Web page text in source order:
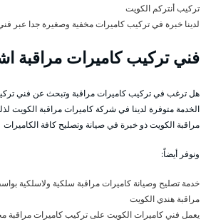
تركيب أنتركم الكويت
لدينا خبرة في تركيب كاميرات مخفية وصغيرة جدا عبر
فني تركيب كاميرات مراقبة
هل ترغب في تركيب كاميرات مراقبة وتبحث عن فني
الخدمة متوفرة لدينا في شركة كاميرات مراقبة الكويت
مراقبة الكويت ذو خبرة في صيانة وتصليح كافة الكاميرات
ونوفر أيضاً:
خدمة تصليح وصيانة كاميرات مراقبة سلكية ولاسلكية
مراقبة هندي الكويت
يعمل فني كاميرات الكويت على تركيب كاميرات مراقبة